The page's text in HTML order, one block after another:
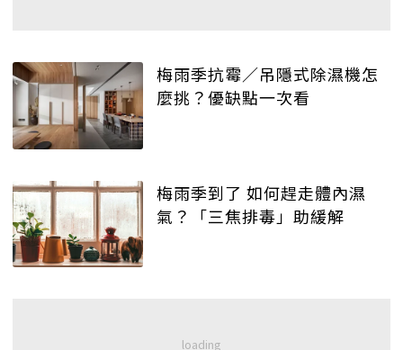
梅雨季抗霉／吊隱式除濕機怎
麼挑？優缺點一次看
梅雨季到了 如何趕走體內濕
氣？「三焦排毒」助緩解